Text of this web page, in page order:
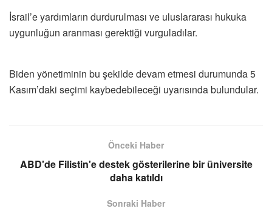
İsrail’e yardımların durdurulması ve uluslararası hukuka
uygunluğun aranması gerektiği vurguladılar.
Biden yönetiminin bu şekilde devam etmesi durumunda 5
Kasım’daki seçimi kaybedebileceği uyarısında bulundular.
Önceki Haber
ABD'de Filistin'e destek gösterilerine bir üniversite
daha katıldı
Sonraki Haber